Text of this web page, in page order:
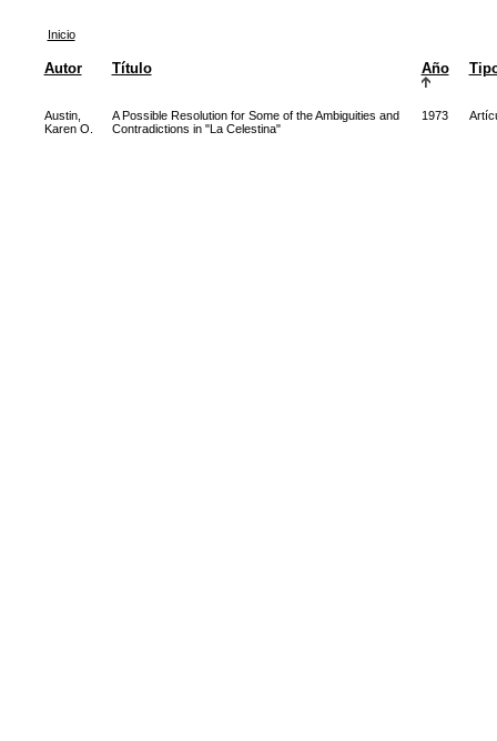
Inicio
Autor Título Año
Austin,
Karen O.
A Possible Resolution for Some of the Ambiguities and
Contradictions in "La Celestina"
1973